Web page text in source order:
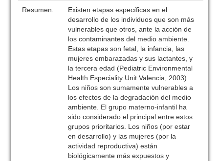
Resumen:
Existen etapas específicas en el
desarrollo de los individuos que son más
vulnerables que otros, ante la acción de
los contaminantes del medio ambiente.
Estas etapas son fetal, la infancia, las
mujeres embarazadas y sus lactantes, y
la tercera edad (Pediatric Environmental
Health Especiality Unit Valencia, 2003).
Los niños son sumamente vulnerables a
los efectos de la degradación del medio
ambiente. El grupo materno-infantil ha
sido considerado el principal entre estos
grupos prioritarios. Los niños (por estar
en desarrollo) y las mujeres (por la
actividad reproductiva) están
biológicamente más expuestos y